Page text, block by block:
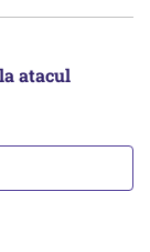
atacul